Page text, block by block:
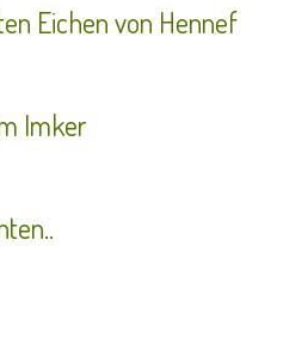
Eichen von Hennef
Imker